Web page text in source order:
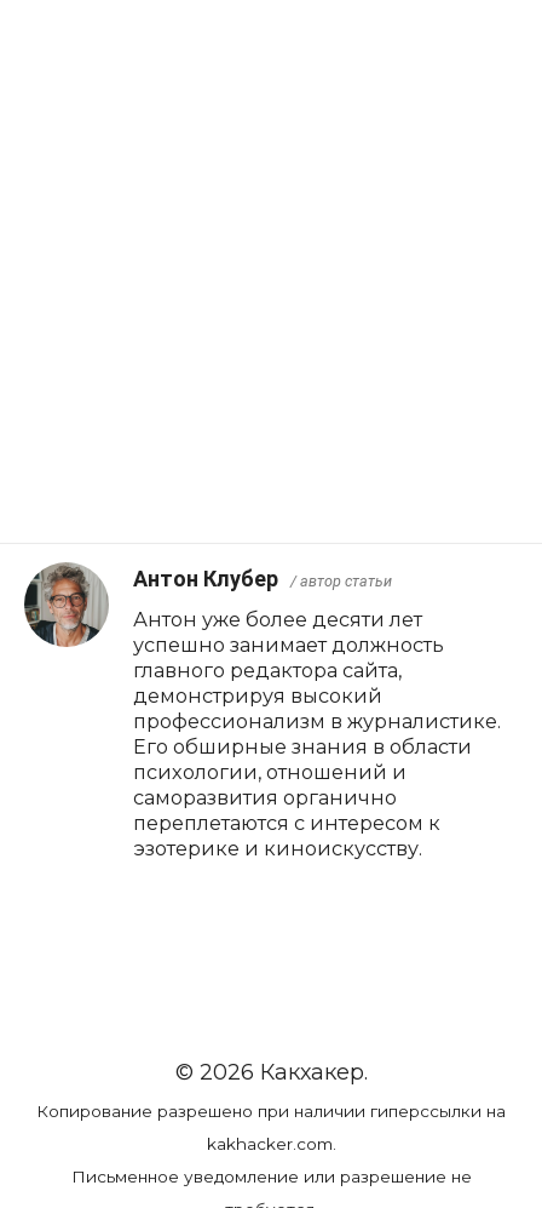
Антон Клубер / автор статьи
Антон уже более десяти лет
успешно занимает должность
главного редактора сайта,
демонстрируя высокий
профессионализм в журналистике.
Его обширные знания в области
психологии, отношений и
саморазвития органично
переплетаются с интересом к
эзотерике и киноискусству.
© 2026 Какхакер.
Копирование разрешено при наличии гиперссылки на
kakhacker.com.
Письменное уведомление или разрешение не